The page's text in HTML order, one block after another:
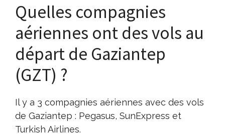
Quelles compagnies
aériennes ont des vols au
départ de Gaziantep
(GZT) ?
Il y a 3 compagnies aériennes avec des vols
de Gaziantep : Pegasus, SunExpress et
Turkish Airlines.